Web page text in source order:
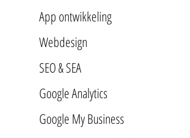
App ontwikkeling
Webdesign
SEO & SEA
Google Analytics
Google My Business